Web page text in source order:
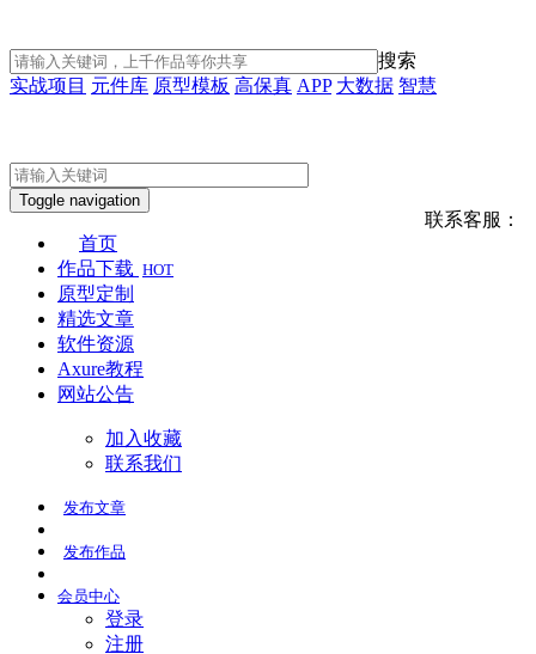
搜索
实战项目 元件库 原型模板 高保真 APP 大数据 智慧
联系客服：
Toggle navigation
首页
作品下载 HOT
原型定制
精选文章
软件资源
Axure教程
网站公告
加入收藏
联系我们
发布文章
发布作品
会员中心
登录
注册